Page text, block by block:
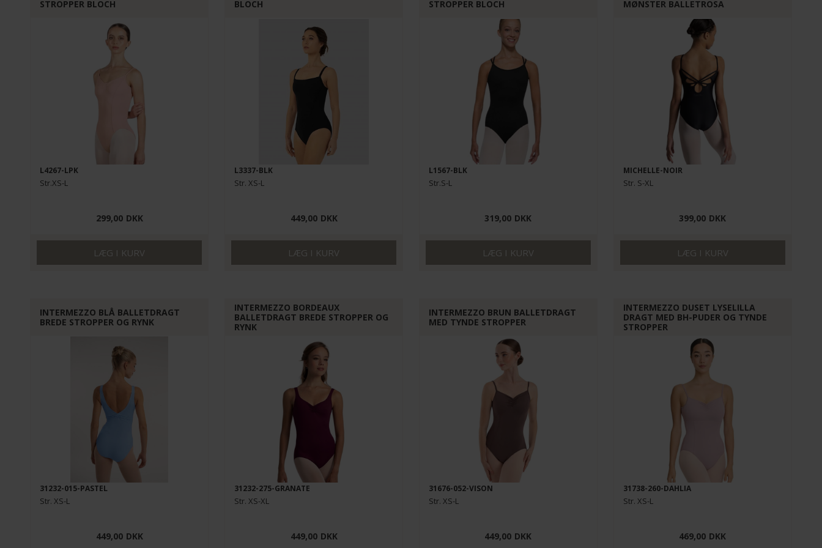
STROPPER BLOCH
L4267-LPK
Str.XS-L
299,00 DKK
BLOCH
L3337-BLK
Str. XS-L
449,00 DKK
STROPPER BLOCH
L1567-BLK
Str.S-L
319,00 DKK
MØNSTER BALLETROSA
MICHELLE-NOIR
Str. S-XL
399,00 DKK
INTERMEZZO BLÅ BALLETDRAGT
BREDE STROPPER OG RYNK
31232-015-PASTEL
Str. XS-L
449,00 DKK
INTERMEZZO BORDEAUX
BALLETDRAGT BREDE STROPPER OG
RYNK
31232-275-GRANATE
Str. XS-XL
449,00 DKK
INTERMEZZO BRUN BALLETDRAGT
MED TYNDE STROPPER
31676-052-VISON
Str. XS-L
449,00 DKK
INTERMEZZO DUSET LYSELILLA
DRAGT MED BH-PUDER OG TYNDE
STROPPER
31738-260-DAHLIA
Str. XS-L
469,00 DKK